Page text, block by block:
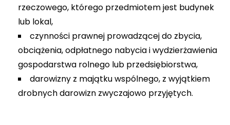
rzeczowego, którego przedmiotem jest budynek
lub lokal,
czynności prawnej prowadzącej do zbycia,
obciążenia, odpłatnego nabycia i wydzierżawienia
gospodarstwa rolnego lub przedsiębiorstwa,
darowizny z majątku wspólnego, z wyjątkiem
drobnych darowizn zwyczajowo przyjętych.